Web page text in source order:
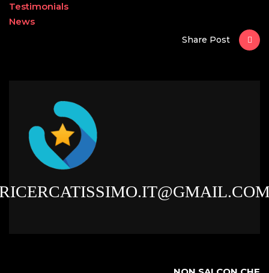
Testimonials
News
Share Post